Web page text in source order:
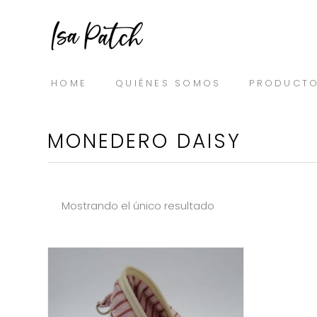
HOME QUIÉNES SOMOS
MONEDERO DAISY
Mostrando el único resultado